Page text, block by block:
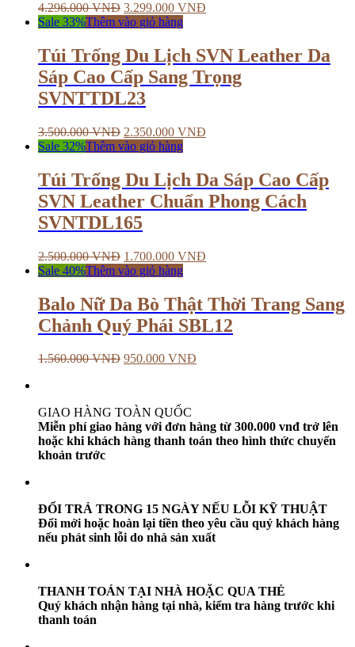
4.296.000VNĐ 3.299.000 VNĐ
Sale 33%Thêm vào giỏ hàng
Túi Trống Du Lịch SVN Leather Da
Sáp Cao Cấp Sang Trọng
SVNTTDL23
3.500.000VNĐ 2.350.000 VNĐ
Sale 32%Thêm vào giỏ hàng
Túi Trống Du Lịch Da Sáp Cao Cấp
SVN Leather Chuẩn Phong Cách
SVNTDL165
2.500.000VNĐ 1.700.000 VNĐ
Sale 40%Thêm vào giỏ hàng
Balo Nữ Da Bò Thật Thời Trang Sang
Chảnh Quý Phái SBL12
1.560.000VNĐ 950.000 VNĐ
GIAO HÀNG TOÀN QUỐC
Miễn phí giao hàng với đơn hàng từ 300.000 vnđ trở lên
hoặc khi khách hàng thanh toán theo hình thức chuyển
khoản trước
ĐỔI TRẢ TRONG 15 NGÀY NẾU LỖI KỸ THUẬT
Đổi mới hoặc hoàn lại tiền theo yêu cầu quý khách hàng
nếu phát sinh lỗi do nhà sản xuất
THANH TOÁN TẠI NHÀ HOẶC QUA THẺ
Quý khách nhận hàng tại nhà, kiểm tra hàng trước khi
thanh toán